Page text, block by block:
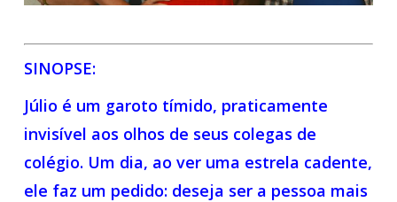
SINOPSE:
Júlio é um garoto tímido, praticamente
invisível aos olhos de seus colegas de
colégio. Um dia, ao ver uma estrela cadente,
ele faz um pedido: deseja ser a pessoa mais